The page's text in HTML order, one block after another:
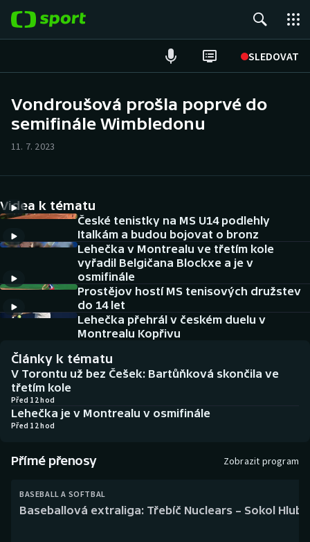
SLEDOVAT
Hokej
Cyklistika
DALŠÍ SPORTY
Americký fotbal
Baseball a softbal
Basketbal
Biatlon
Boby a skeleton
Box
NEPŘEHLÉDNĚTE
Soutěže
Historické návraty
Aplikace ČT sport
AZ kvíz
Vondroušová prošla poprvé do
semifinále Wimbledonu
11. 7. 2023
Videa k tématu
České tenistky na MS U14 podlehly
Italkám a budou bojovat o bronz
Lehečka v Montrealu ve třetím kole
vyřadil Belgičana Blockxe a je v
osmifinále
Prostějov hostí MS tenisových družstev
do 14 let
Lehečka přehrál v českém duelu v
Montrealu Kopřivu
Články k tématu
V Torontu už bez Češek: Bartůňková skončila ve
třetím kole
Před 12 hod
Lehečka je v Montrealu v osmifinále
Před 12 hod
Přímé přenosy Zobrazit program
BASEBALL A SOFTBAL
Baseballová extraliga: Třebíč Nuclears – Sokol